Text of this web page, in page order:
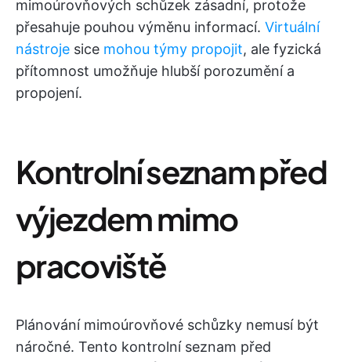
mimoúrovňových schůzek zásadní, protože
přesahuje pouhou výměnu informací. Virtuální
nástroje sice mohou týmy propojit, ale fyzická
přítomnost umožňuje hlubší porozumění a
propojení.
Kontrolní seznam před
výjezdem mimo
pracoviště
Plánování mimoúrovňové schůzky nemusí být
náročné. Tento kontrolní seznam před